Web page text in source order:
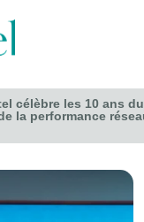
célèbre les 10 ans du
la performance